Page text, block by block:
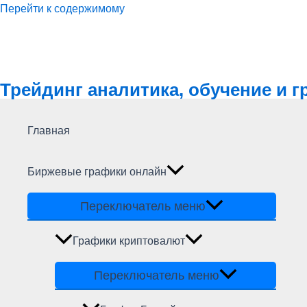
Перейти к содержимому
Трейдинг аналитика, обучение и
Главная
Биржевые графики онлайн
Переключатель меню
Графики криптовалют
Переключатель меню